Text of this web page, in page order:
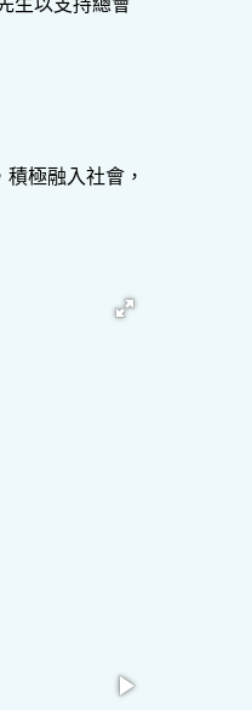
極融入社會，